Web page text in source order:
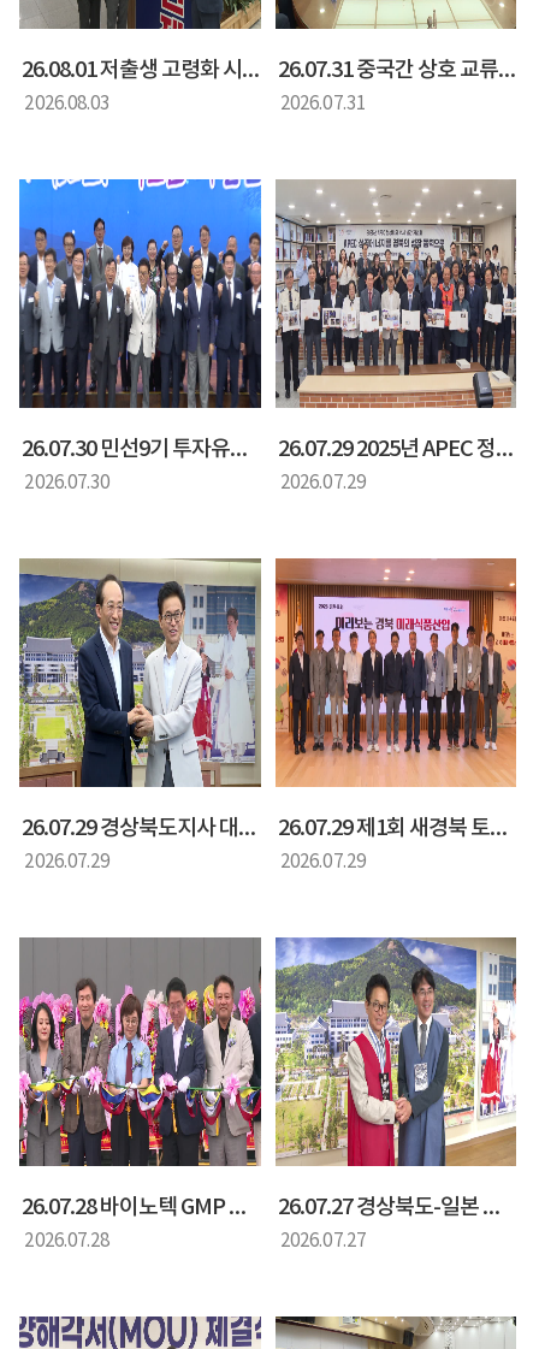
26.08.01 저출생 고령화 시대 대응 방안 정책간담회
2026.08.03
26.07.31 중국간 상호 교류 협력을 위한 간담회
2026.07.31
26.07.30 민선9기 투자유치특별위원회 출범식
2026.07.30
26.07.29 2025년 APEC 정상회의 백서 및 화보집 발간 기념회
2026.07.29
26.07.29 경상북도지사 대구시장 면담
2026.07.29
26.07.29 제1회 새경북 토론회 미리보는 경북 미래 식품산업
2026.07.29
26.07.28 바이노텍 GMP 공장 준공식
2026.07.28
26.07.27 경상북도-일본 나라현 상호 교류협약 간담회
2026.07.27